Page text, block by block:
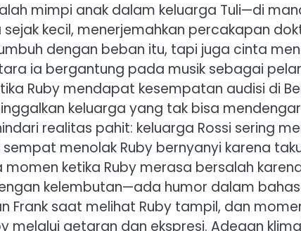
mimpi anak dalam keluarga Tuli—di
kecil, menerjemahkan percakapan
dengan beban itu, tapi juga cinta
ia bergantung pada musik sebagai
Ruby mendapat kesempatan audisi di
keluarga yang tak bisa
realitas pahit: keluarga Rossi sering
sempat menolak Ruby bernyanyi karena
ketika Ruby merasa bersalah
kelembutan—ada humor dalam
Frank saat melihat Ruby tampil, dan
melalui getaran dan ekspresi. Adegan